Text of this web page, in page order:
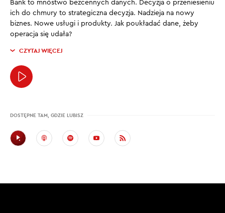
Bank to mnóstwo bezcennych danych. Decyzja o przeniesieniu
ich do chmury to strategiczna decyzja. Nadzieja na nowy
biznes. Nowe usługi i produkty. Jak poukładać dane, żeby
operacja się udała?
CZYTAJ WIĘCEJ
DOSTĘPNE TAM, GDZIE LUBISZ